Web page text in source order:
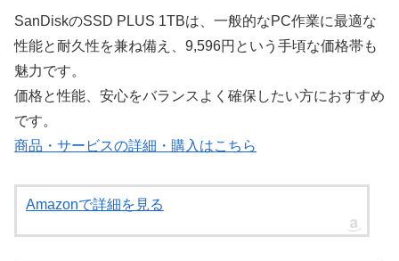
SanDiskのSSD PLUS 1TBは、一般的なPC作業に最適な
性能と耐久性を兼ね備え、9,596円という手頃な価格帯も
魅力です。
価格と性能、安心をバランスよく確保したい方におすすめ
です。
商品・サービスの詳細・購入はこちら
Amazonで詳細を見る